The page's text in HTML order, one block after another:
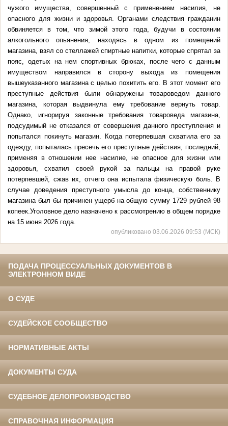
чужого имущества, совершенный с применением насилия, не
опасного для жизни и здоровья. Органами следствия гражданин
обвиняется в том, что зимой этого года, будучи в состоянии
алкогольного опьянения, находясь в одном из помещений
магазина, взял со стеллажей спиртные напитки, которые спрятал за
пояс, одетых на нем спортивных брюках, после чего с данным
имуществом направился в сторону выхода из помещения
вышеуказанного магазина с целью похитить его. В этот момент его
преступные действия были обнаружены товароведом данного
магазина, которая выдвинула ему требование вернуть товар.
Однако, игнорируя законные требования товароведа магазина,
подсудимый не отказался от совершения данного преступления и
попытался покинуть магазин. Когда потерпевшая схватила его за
одежду, попыталась пресечь его преступные действия, последний,
применяя в отношении нее насилие, не опасное для жизни или
здоровья, схватил своей рукой за пальцы на правой руке
потерпевшей, сжав их, отчего она испытала физическую боль. В
случае доведения преступного умысла до конца, собственнику
магазина был бы причинен ущерб на общую сумму 1729 рублей 98
копеек.Уголовное дело назначено к рассмотрению в общем порядке
на 15 июня 2026 года.
опубликовано 03.06.2026 09:53 (МСК)
ПОДАЧА ПРОЦЕССУАЛЬНЫХ ДОКУМЕНТОВ В
ЭЛЕКТРОННОМ ВИДЕ
О СУДЕ
СУДЕЙСКОЕ СООБЩЕСТВО
НОРМАТИВНЫЕ АКТЫ
ДОКУМЕНТЫ СУДА
СУДЕБНОЕ ДЕЛОПРОИЗВОДСТВО
СПРАВОЧНАЯ ИНФОРМАЦИЯ